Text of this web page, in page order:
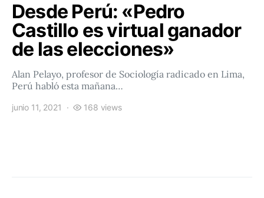
Desde Perú: «Pedro
Castillo es virtual ganador
de las elecciones»
Alan Pelayo, profesor de Sociología radicado en Lima,
Perú habló esta mañana…
junio 11, 2021 168 views